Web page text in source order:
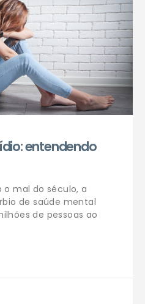
entendendo
mal do século, a
de saúde mental
de pessoas ao